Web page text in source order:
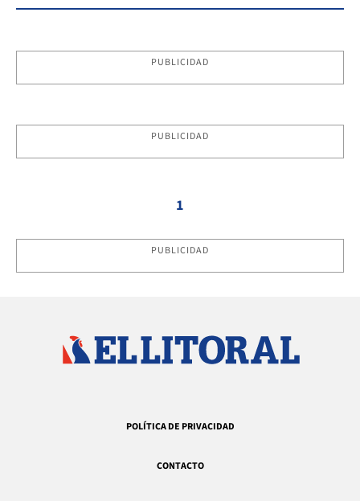
PUBLICIDAD
PUBLICIDAD
1
PUBLICIDAD
POLÍTICA DE PRIVACIDAD
CONTACTO